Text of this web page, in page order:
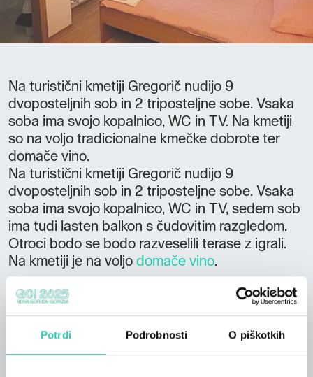
Potrdi Podrobnosti O piškotkih
Na turistični kmetiji Gregorič nudijo 9
dvoposteljnih sob in 2 triposteljne sobe. Vsaka
soba ima svojo kopalnico, WC in TV. Na kmetiji
so na voljo tradicionalne kmečke dobrote ter
domače vino.
Na turistični kmetiji Gregorič nudijo 9
dvoposteljnih sob in 2 triposteljne sobe. Vsaka
soba ima svojo kopalnico, WC in TV, sedem sob
ima tudi lasten balkon s čudovitim razgledom.
Otroci bodo se bodo razveselili terase z igrali.
Na kmetiji je na voljo domače vino.
Ne prezrite:
možnost jahanja konj v ogradi in v naravi
možnost spoznavanja dela v vinogradu v
bližini kmetije je urejena učna pot Bajer